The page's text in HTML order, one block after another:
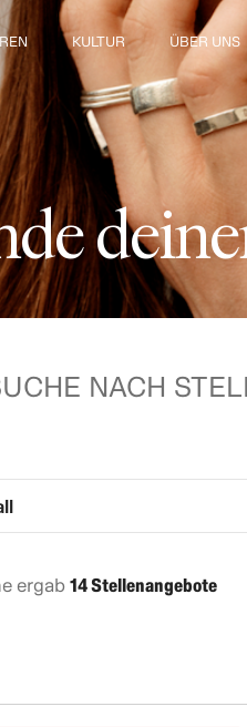
Studium &
KULTUR
Kultur & Benefits
ÜBER UNS
Über uns
Inklusion
dedeine
America
ergab 14 Stellenangebote